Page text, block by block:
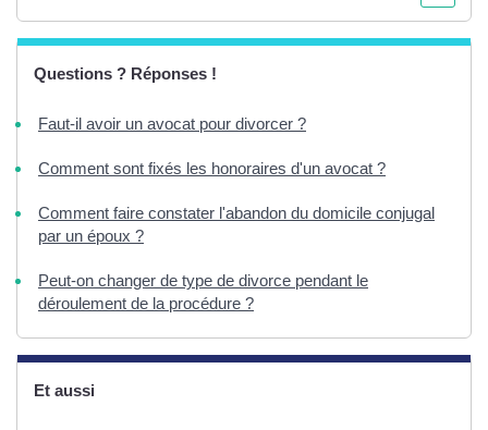
Questions ? Réponses !
Faut-il avoir un avocat pour divorcer ?
Comment sont fixés les honoraires d'un avocat ?
Comment faire constater l'abandon du domicile conjugal
par un époux ?
Peut-on changer de type de divorce pendant le
déroulement de la procédure ?
Et aussi